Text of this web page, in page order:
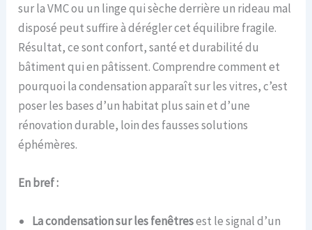
sur la VMC ou un linge qui sèche derrière un rideau mal
disposé peut suffire à dérégler cet équilibre fragile.
Résultat, ce sont confort, santé et durabilité du
bâtiment qui en pâtissent. Comprendre comment et
pourquoi la condensation apparaît sur les vitres, c’est
poser les bases d’un habitat plus sain et d’une
rénovation durable, loin des fausses solutions
éphémères.
En bref :
La condensation sur les fenêtresest le signal d’un